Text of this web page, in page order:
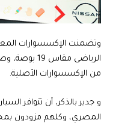
وتضمنت الإكسسوارات
الرياضى
من الإكسسوارات الأصلية.
و جدير بالذكر، أن تتوافر